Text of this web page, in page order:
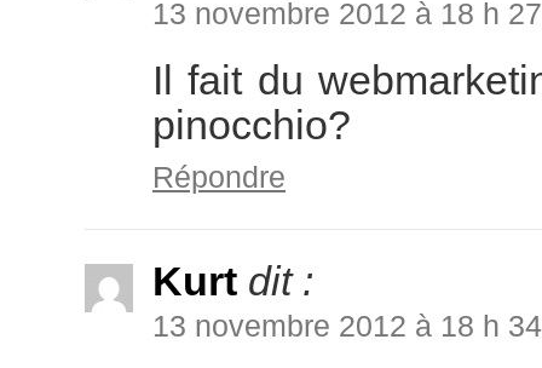
13 novembre 2012 à 18 h
Il fait du
pinocchio?
Répondre
Kurt dit :
13 novembre 2012 à 18 h